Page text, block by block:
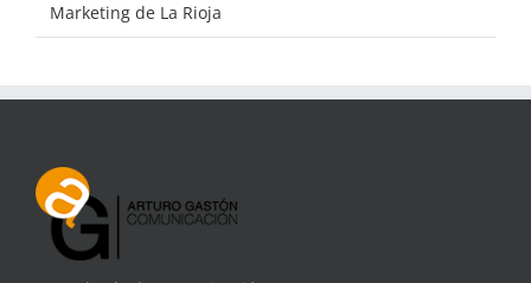
Marketing de La Rioja